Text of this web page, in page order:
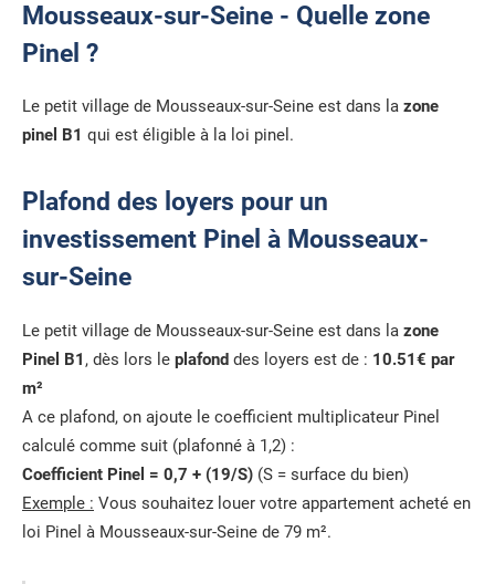
Mousseaux-sur-Seine - Quelle zone
Pinel ?
Le petit village de Mousseaux-sur-Seine est dans la zone
pinel B1 qui est éligible à la loi pinel.
Plafond des loyers pour un
investissement Pinel à Mousseaux-
sur-Seine
Le petit village de Mousseaux-sur-Seine est dans la zone
Pinel B1 , dès lors le plafond des loyers est de : 10.51€ par
m²
A ce plafond, on ajoute le coefficient multiplicateur Pinel
calculé comme suit (plafonné à 1,2) :
Coefficient Pinel = 0,7 + (19/S) (S = surface du bien)
Exemple : Vous souhaitez louer votre appartement acheté en
loi Pinel à Mousseaux-sur-Seine de 79 m².